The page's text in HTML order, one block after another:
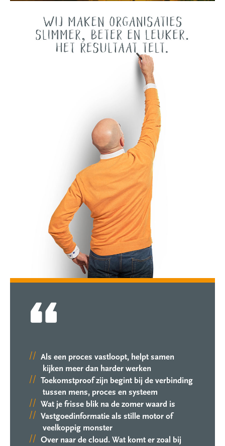
Als een proces vastloopt, helpt samen
kijken meer dan harder werken
Toekomstproof zijn begint bij de verbinding
tussen mens, proces en systeem
Wat je frisse blik na de zomer waard is
Vastgoedinformatie als stille motor of
veelkoppig monster
Over naar de cloud. Wat komt er zoal bij